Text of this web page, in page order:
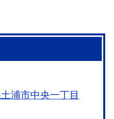
浦市中央一丁目